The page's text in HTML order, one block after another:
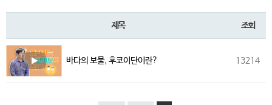
제목 조회
바다의 보물, 후코이단이란? 13214